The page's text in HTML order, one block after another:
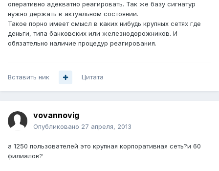
оперативно адекватно реагировать. Так же базу сигнатур
нужно держать в актуальном состоянии.
Такое порно имеет смысл в каких нибудь крупных сетях где
деньги, типа банковских или железнодорожников. И
обязательно наличие процедур реагирования.
Вставить ник Цитата
vovannovig
Опубликовано 27 апреля, 2013
а 1250 пользователей это крупная корпоративная сеть?и 60
филиалов?